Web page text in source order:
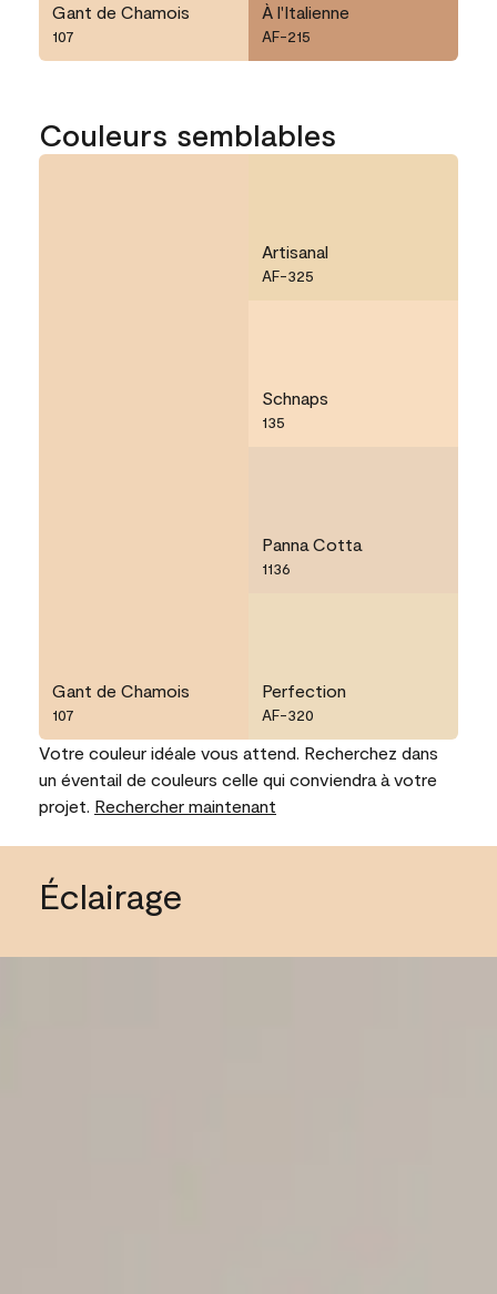
Gant de Chamois
107
À l'Italienne
AF-215
Couleurs semblables
Gant de Chamois
107
Artisanal
AF-325
Schnaps
135
Panna Cotta
1136
Perfection
AF-320
Votre couleur idéale vous attend. Recherchez dans
un éventail de couleurs celle qui conviendra à votre
projet. Rechercher maintenant
Éclairage